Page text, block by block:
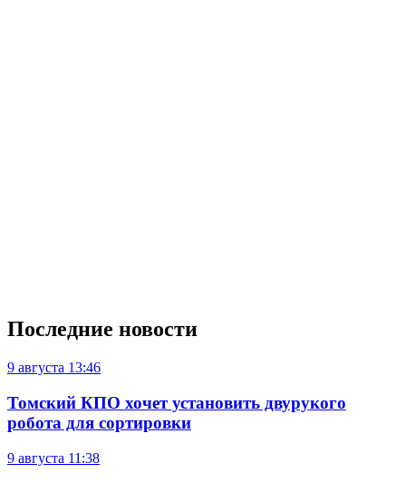
Последние новости
9 августа 13:46
Томский КПО хочет установить двурукого
робота для сортировки
9 августа 11:38